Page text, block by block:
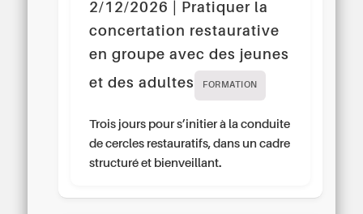
2/12/2026 | Pratiquer la
concertation restaurative
en groupe avec des jeunes
et des adultes
FORMATION
Trois jours pour s’initier à la conduite
de cercles restauratifs, dans un cadre
structuré et bienveillant.